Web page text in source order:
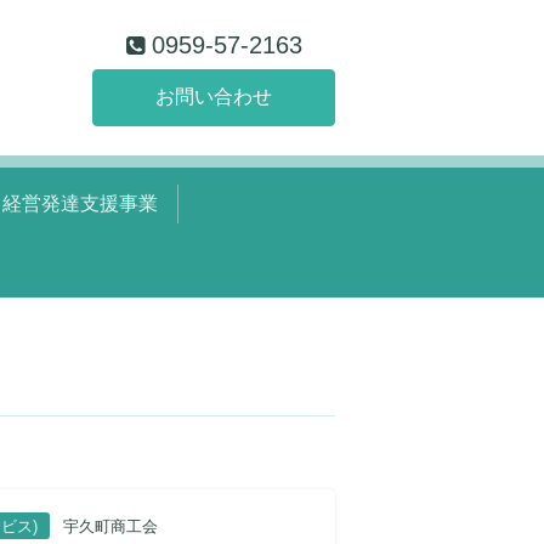
0959-57-2163
お問い合わせ
経営発達支援事業
ス) 宇久町商工会